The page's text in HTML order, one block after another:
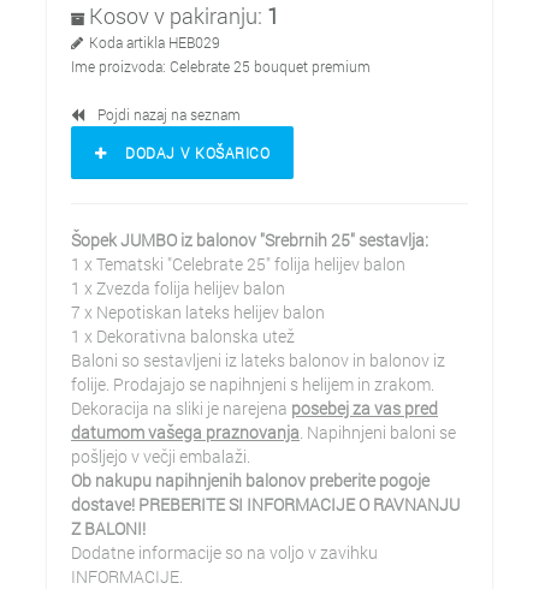
Kosov v pakiranju: 1
Koda artikla HEB029
Ime proizvoda: Celebrate 25 bouquet premium
Pojdi nazaj na seznam
DODAJ V KOŠARICO
Šopek JUMBO iz balonov "Srebrnih 25" sestavlja:
1 x Tematski "Celebrate 25" folija helijev balon
1 x Zvezda folija helijev balon
7 x Nepotiskan lateks helijev balon
1 x Dekorativna balonska utež
Baloni so sestavljeni iz lateks balonov in balonov iz
folije. Prodajajo se napihnjeni s helijem in zrakom.
Dekoracija na sliki je narejena posebej za vas pred
datumom vašega praznovanja. Napihnjeni baloni se
pošljejo v večji embalaži.
Ob nakupu napihnjenih balonov preberite pogoje
dostave! PREBERITE SI INFORMACIJE O RAVNANJU
Z BALONI!
Dodatne informacije so na voljo v zavihku
INFORMACIJE.